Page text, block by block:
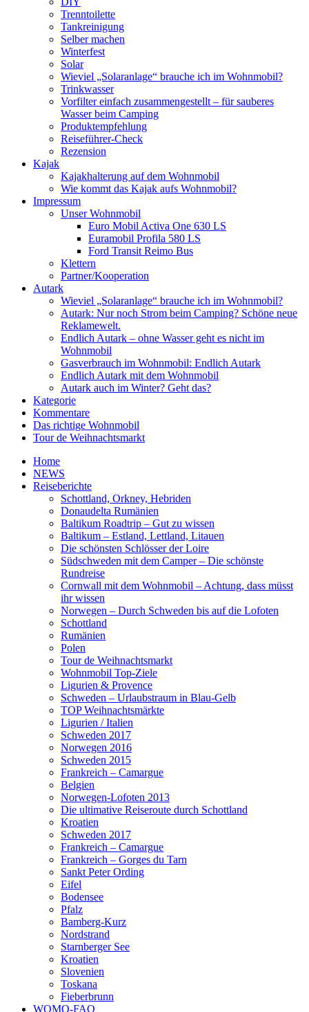
Trenntoilette
Tankreinigung
Selber machen
Winterfest
Solar
Wieviel „Solaranlage“ brauche ich im Wohnmobil?
Trinkwasser
Vorfilter einfach zusammengestellt – für sauberes
Wasser beim Camping
Produktempfehlung
Reiseführer-Check
Rezension
Kajak
Kajakhalterung auf dem Wohnmobil
Wie kommt das Kajak aufs Wohnmobil?
Impressum
Unser Wohnmobil
Euro Mobil Activa One 630 LS
Euramobil Profila 580 LS
Ford Transit Reimo Bus
Klettern
Partner/Kooperation
Autark
Wieviel „Solaranlage“ brauche ich im Wohnmobil?
Autark: Nur noch Strom beim Camping? Schöne neue
Reklamewelt.
Endlich Autark – ohne Wasser geht es nicht im
Wohnmobil
Gasverbrauch im Wohnmobil: Endlich Autark
Endlich Autark mit dem Wohnmobil
Autark auch im Winter? Geht das?
Kategorie
Kommentare
Das richtige Wohnmobil
Tour de Weihnachtsmarkt
Home
NEWS
Reiseberichte
Schottland, Orkney, Hebriden
Donaudelta Rumänien
Baltikum Roadtrip – Gut zu wissen
Baltikum – Estland, Lettland, Litauen
Die schönsten Schlösser der Loire
Südschweden mit dem Camper – Die schönste
Rundreise
Cornwall mit dem Wohnmobil – Achtung, dass müsst
ihr wissen
Norwegen – Durch Schweden bis auf die Lofoten
Schottland
Rumänien
Polen
Tour de Weihnachtsmarkt
Wohnmobil Top-Ziele
Ligurien & Provence
Schweden – Urlaubstraum in Blau-Gelb
TOP Weihnachtsmärkte
Ligurien / Italien
Schweden 2017
Norwegen 2016
Schweden 2015
Frankreich – Camargue
Belgien
Norwegen-Lofoten 2013
Die ultimative Reiseroute durch Schottland
Kroatien
Schweden 2017
Frankreich – Camargue
Frankreich – Gorges du Tarn
Sankt Peter Ording
Eifel
Bodensee
Pfalz
Bamberg-Kurz
Nordstrand
Starnberger See
Kroatien
Slovenien
Toskana
Fieberbrunn
WOMO-FAQ